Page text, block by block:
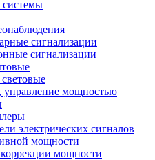
сигнализации
сигнализации
управление мощностью
электрических сигналов
мощности
мощности